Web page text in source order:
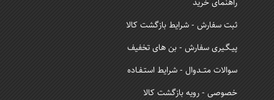
راهنمای خرید
ثبت سفارش - شرایط بازگشت کالا
پیـگـیری سفارش - بن های تخفیف
سوالات متــدوال - شرایط استـفـاده
خصوصی - رویه بازگشت کالا